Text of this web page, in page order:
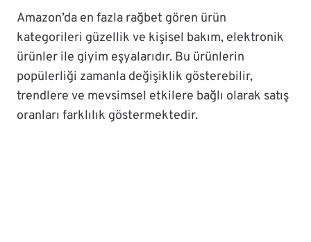
Amazon’da en fazla rağbet gören ürün
kategorileri güzellik ve kişisel bakım, elektronik
ürünler ile giyim eşyalarıdır. Bu ürünlerin
popülerliği zamanla değişiklik gösterebilir,
trendlere ve mevsimsel etkilere bağlı olarak satış
oranları farklılık göstermektedir.